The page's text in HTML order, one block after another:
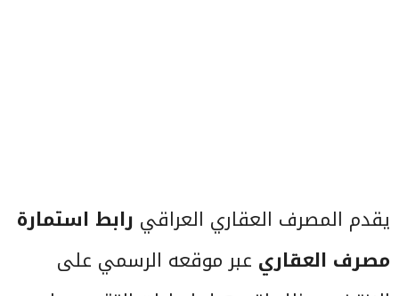
يقدم المصرف العقاري العراقي رابط استمارة
مصرف العقاري عبر موقعه الرسمي على